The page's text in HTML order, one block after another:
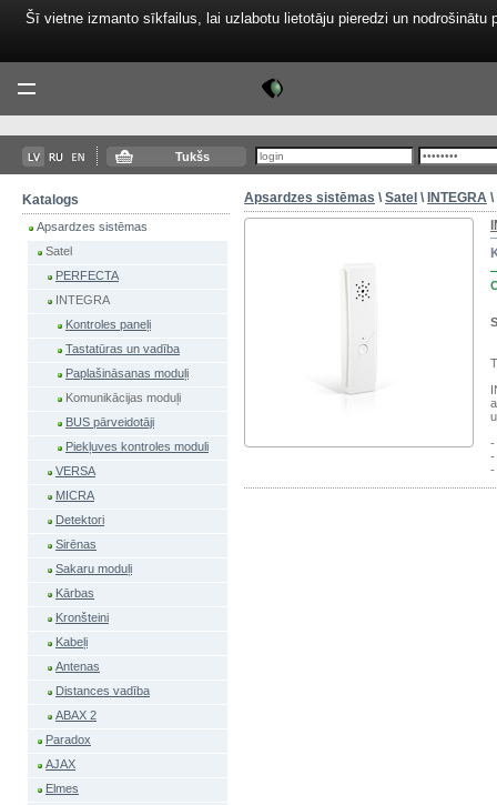
Menu
Tukšs
Katalogs
Apsardzes sistēmas
Satel
PERFECTA
INTEGRA
Kontroles paneļi
Tastatūras un vadība
Paplašināsanas moduļi
Komunikācijas moduļi
BUS pārveidotāji
Piekļuves kontroles moduli
VERSA
MICRA
Detektori
Sirēnas
Sakaru moduļi
Kārbas
Kronšteini
Kabeļi
Antenas
Distances vadība
ABAX 2
Paradox
AJAX
Elmes
Apsardzes sistēmas \ Satel \ INTEGRA \
-
-
-
Šī vietne izmanto sīkfailus, lai uzlabotu lietotāju pieredzi un nodrošinātu